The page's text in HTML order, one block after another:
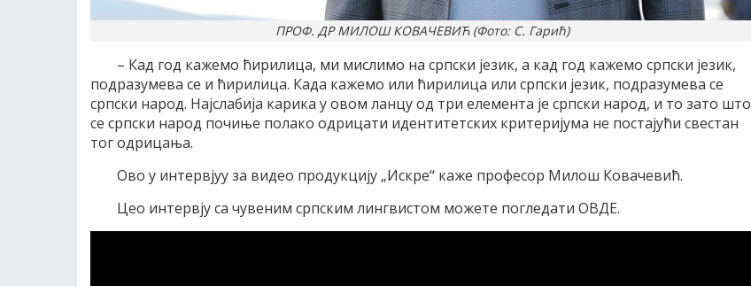
ПРОФ. ДР МИЛОШ КОВАЧЕВИЋ (Фото: С. Гарић)
– Кад год кажемо ћирилица, ми мислимо на српски језик, а кад год кажемо српски језик,
подразумева се и ћирилица. Када кажемо или ћирилица или српски језик, подразумева се
српски народ. Најслабија карика у овом ланцу од три елемента је српски народ, и то зато што
се српски народ почиње полако одрицати идентитетских критеријума не постајући свестан
тог одрицања.
Ово у интервјуу за видео продукцију „Искре“ каже професор Милош Ковачевић.
Цео интервју са чувеним српским лингвистом можете погледати ОВДЕ.